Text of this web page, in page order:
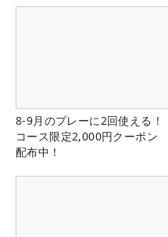
8-9月のプレーに2回使える！
コース限定2,000円クーポン
配布中！